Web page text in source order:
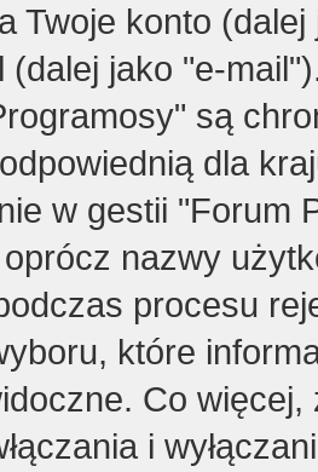
Twoje konto
(dalej jako "e-
są
dla
w gestii "Forum
nazwy
procesu
które
Co
i